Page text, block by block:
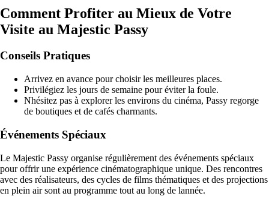
Comment Profiter au Mieux de Votre
Visite au Majestic Passy
Conseils Pratiques
Arrivez en avance pour choisir les meilleures places.
Privilégiez les jours de semaine pour éviter la foule.
Nhésitez pas à explorer les environs du cinéma, Passy regorge
de boutiques et de cafés charmants.
Événements Spéciaux
Le Majestic Passy organise régulièrement des événements spéciaux
pour offrir une expérience cinématographique unique. Des rencontres
avec des réalisateurs, des cycles de films thématiques et des projections
en plein air sont au programme tout au long de lannée.